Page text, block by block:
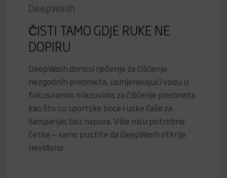
DeepWash
ČISTI TAMO GDJE RUKE NE
DOPIRU
DeepWash donosi rješenje za čišćenje
nezgodnih predmeta, usmjeravajući vodu u
fokusiranim mlazovima za čišćenje predmeta
kao što su sportske boce i uske čaše za
šampanjac bez napora. Više nisu potrebne
četke — samo pustite da DeepWash otkrije
neviđeno.